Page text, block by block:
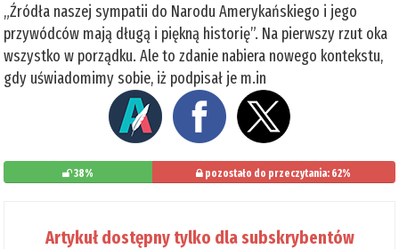
„Źródła naszej sympatii do Narodu Amerykańskiego i jego
przywódców mają długą i piękną historię”. Na pierwszy rzut oka
wszystko w porządku. Ale to zdanie nabiera nowego kontekstu,
gdy uświadomimy sobie, iż podpisał je m.in
38% pozostało do przeczytania: 62%
Artykuł dostępny tylko dla subskrybentów